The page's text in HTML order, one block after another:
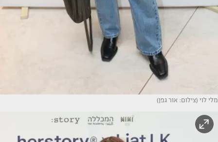
מלי לוי (צילום: אור גפן)